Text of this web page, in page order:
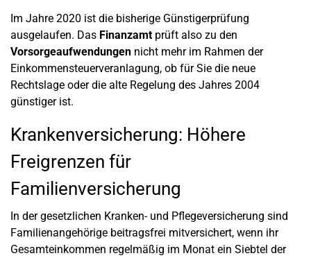
Im Jahre 2020 ist die bisherige Günstigerprüfung
ausgelaufen. Das Finanzamtprüft also zu den
Vorsorgeaufwendungen nicht mehr im Rahmen der
Einkommensteuerveranlagung, ob für Sie die neue
Rechtslage oder die alte Regelung des Jahres 2004
günstiger ist.
Krankenversicherung: Höhere
Freigrenzen für
Familienversicherung
In der gesetzlichen Kranken- und Pflegeversicherung sind
Familienangehörige beitragsfrei mitversichert, wenn ihr
Gesamteinkommen regelmäßig im Monat ein Siebtel der